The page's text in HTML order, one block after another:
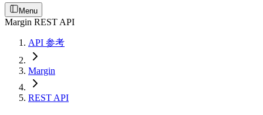
Menu
Margin REST API
API 参考
Margin
REST API